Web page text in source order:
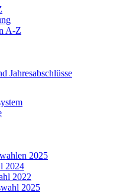
A-Z
Jahresabschlüsse
2025
2024
2022
2025